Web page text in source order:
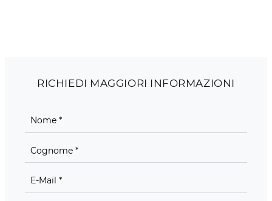
RICHIEDI MAGGIORI INFORMAZIONI